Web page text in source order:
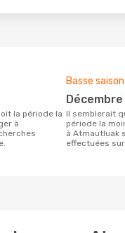
à
Basse saison
décembre
Il semblerait que décembre soit la
période la
à Atmautluak
effectuées